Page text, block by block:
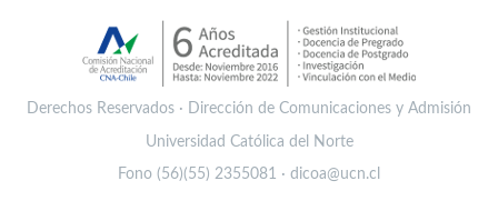
Derechos Reservados · Dirección de Comunicaciones y Admisión
Universidad Católica del Norte
Fono (56)(55) 2355081 · dicoa@ucn.cl